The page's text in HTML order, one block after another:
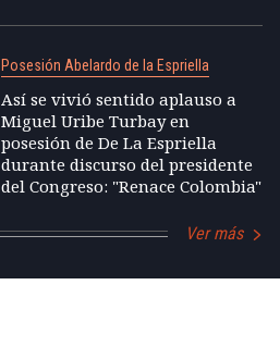
Posesión Abelardo de la Espriella
Así se vivió sentido aplauso a
Miguel Uribe Turbay en
posesión de De La Espriella
durante discurso del presidente
del Congreso: "Renace Colombia"
Ver más